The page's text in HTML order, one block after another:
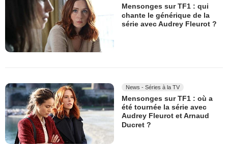
Mensonges sur TF1 : qui
chante le générique de la
série avec Audrey Fleurot ?
News - Séries à la TV
Mensonges sur TF1 : où a
été tournée la série avec
Audrey Fleurot et Arnaud
Ducret ?